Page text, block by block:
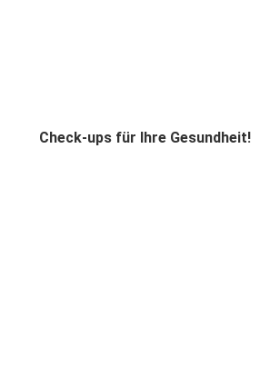
Check-ups für Ihre Gesundheit!